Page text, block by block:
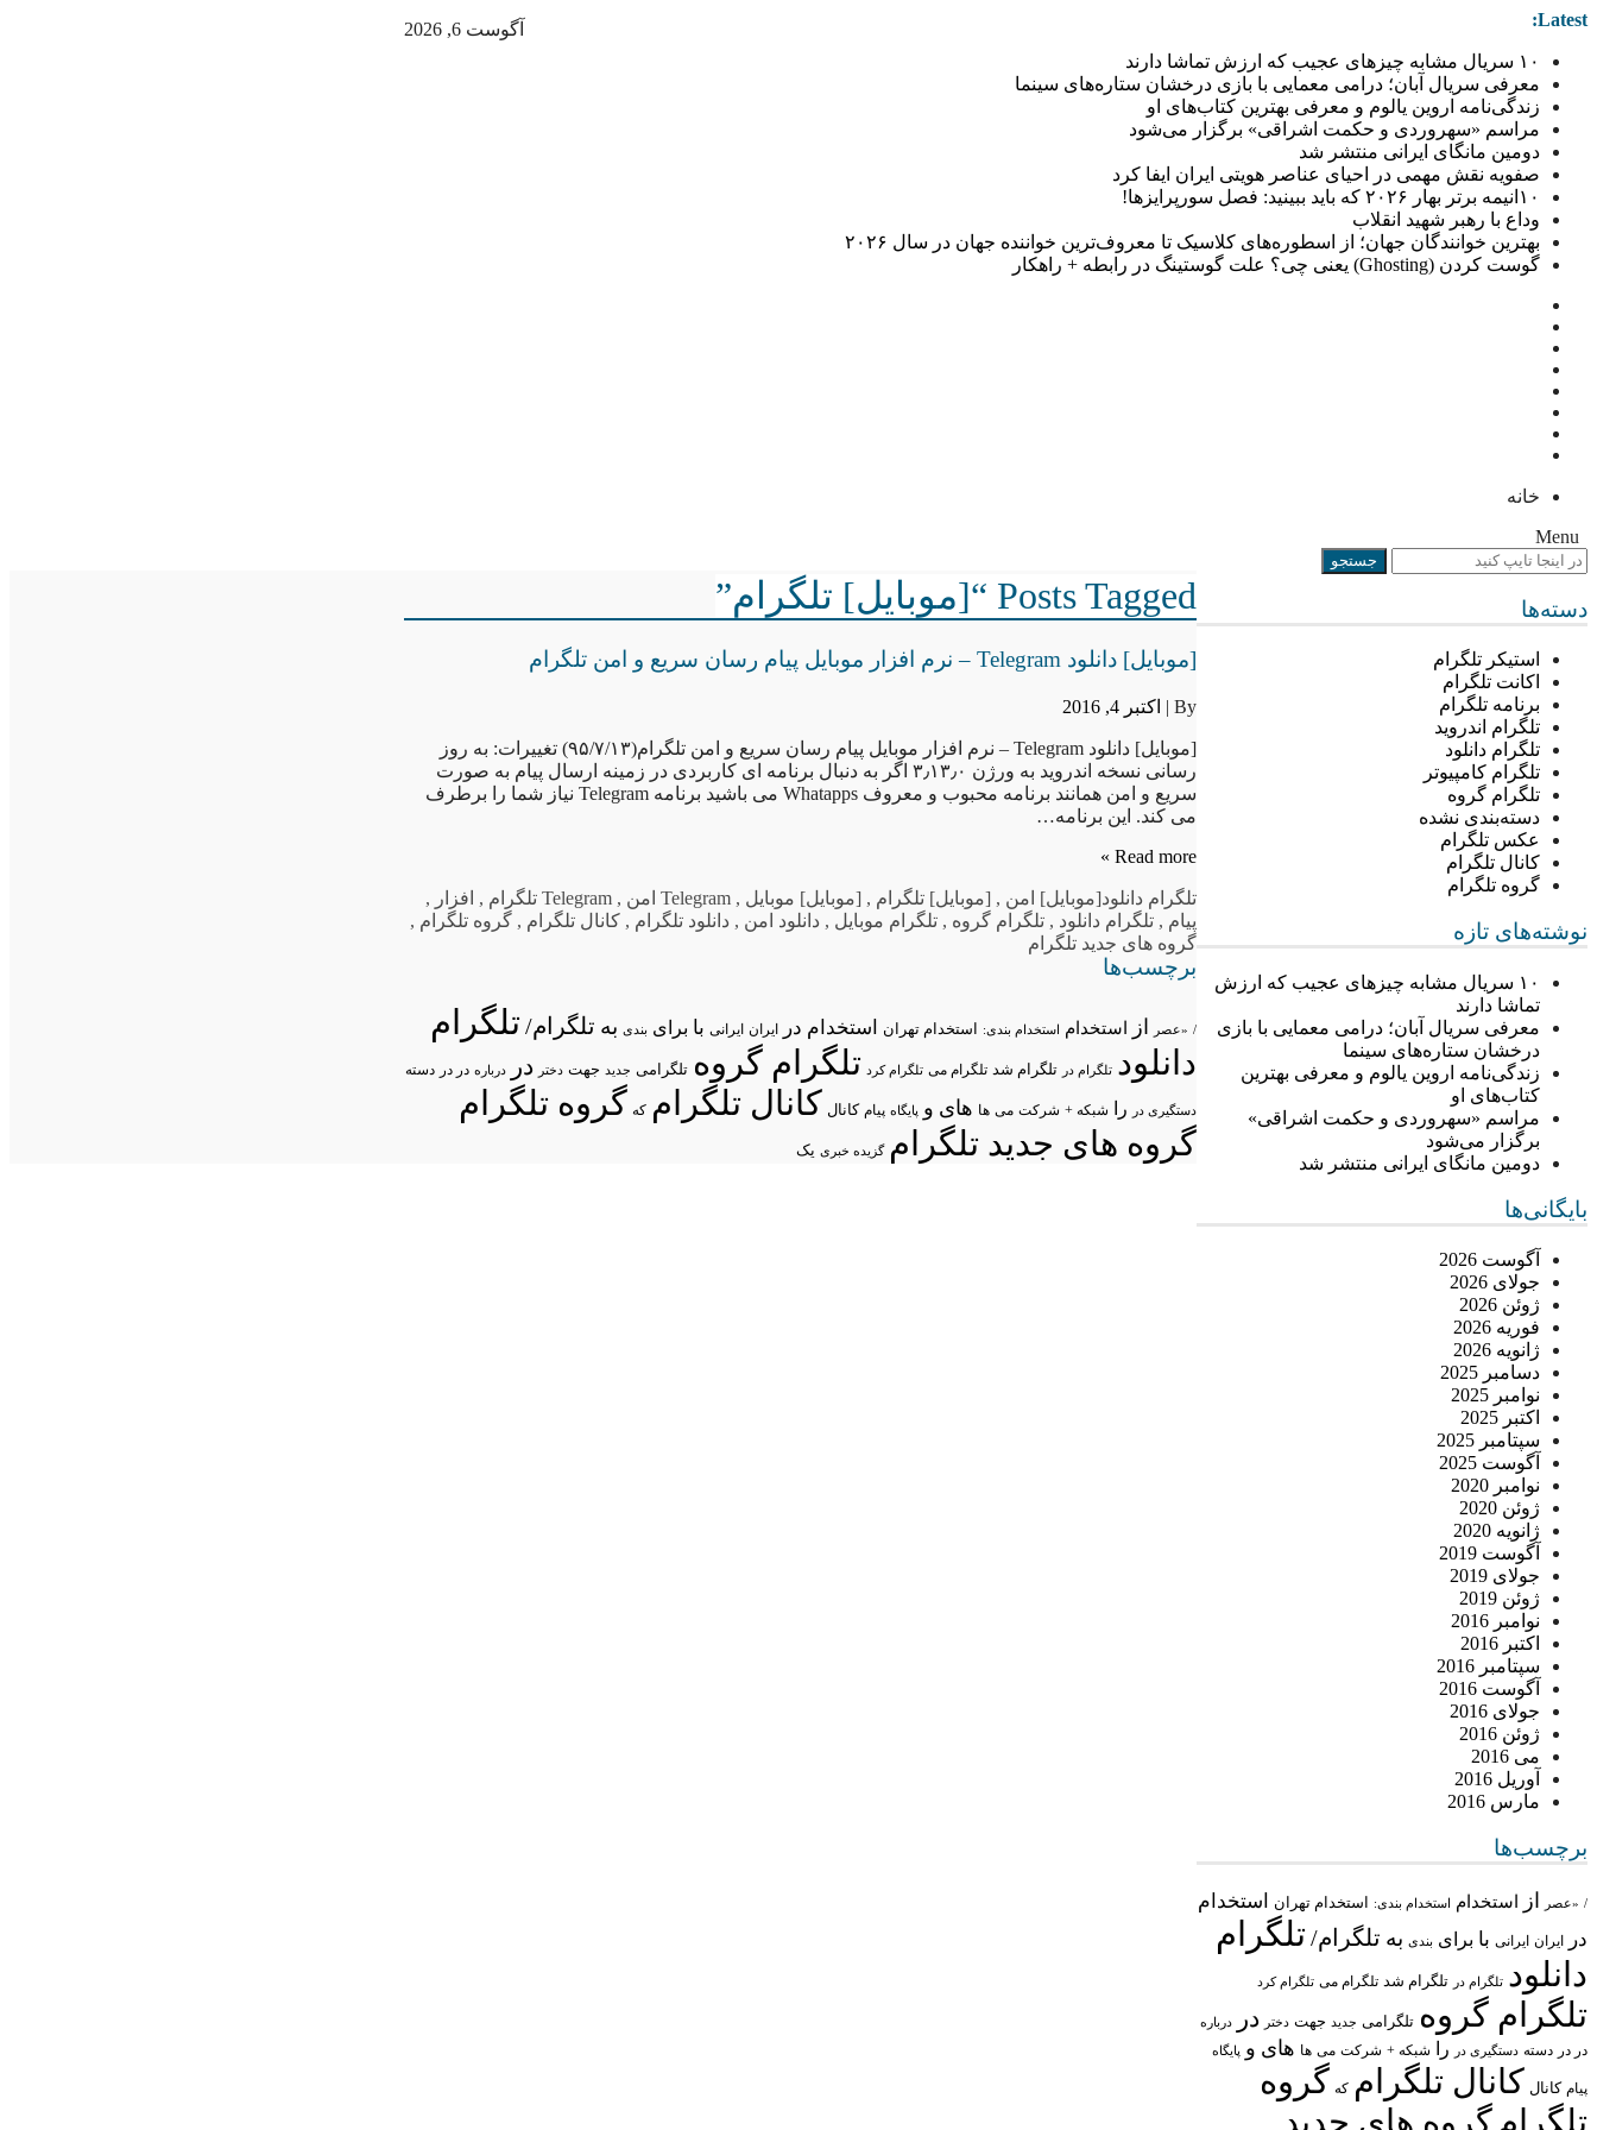
آگوست 6, 2026 Latest:
۱۰ سریال مشابه چیزهای عجیب که ارزش تماشا دارند
معرفی سریال آبان؛ درامی معمایی با بازی درخشان ستاره‌های سینما
زندگی‌نامه اروین یالوم و معرفی بهترین کتاب‌های او
مراسم «سهروردی و حکمت اشراقی» برگزار می‌شود
دومین مانگای ایرانی منتشر شد
صفویه نقش مهمی در احیای عناصر هویتی ایران ایفا کرد
۱۰انیمه برتر بهار ۲۰۲۶ که باید ببینید: فصل سورپرایزها!
وداع با رهبر شهید انقلاب
بهترین خوانندگان جهان؛ از اسطوره‌های کلاسیک تا معروف‌ترین خواننده جهان در سال ۲۰۲۶
گوست کردن (Ghosting) یعنی چی؟ علت گوستینگ در رابطه + راهکار
خانه
Menu
دسته‌ها
استیکر تلگرام
اکانت تلگرام
برنامه تلگرام
تلگرام اندروید
تلگرام دانلود
تلگرام کامپیوتر
تلگرام گروه
دسته‌بندی نشده
عکس تلگرام
کانال تلگرام
گروه تلگرام
نوشته‌های تازه
۱۰ سریال مشابه چیزهای عجیب که ارزش
تماشا دارند
معرفی سریال آبان؛ درامی معمایی با بازی
درخشان ستاره‌های سینما
زندگی‌نامه اروین یالوم و معرفی بهترین
کتاب‌های او
مراسم «سهروردی و حکمت اشراقی»
برگزار می‌شود
دومین مانگای ایرانی منتشر شد
بایگانی‌ها
آگوست 2026
جولای 2026
ژوئن 2026
فوریه 2026
ژانویه 2026
دسامبر 2025
نوامبر 2025
اکتبر 2025
سپتامبر 2025
آگوست 2025
نوامبر 2020
ژوئن 2020
ژانویه 2020
آگوست 2019
جولای 2019
ژوئن 2019
نوامبر 2016
اکتبر 2016
سپتامبر 2016
آگوست 2016
جولای 2016
ژوئن 2016
می 2016
آوریل 2016
مارس 2016
برچسب‌ها
/ «عصر از استخدام استخدام بندی: استخدام تهران
استخدام
در
ایران ایرانی با برای بندی به تلگرام/ تلگرام
دانلود تلگرام در تلگرام شد تلگرام می تلگرام کرد
تلگرام گروه تلگرامی جدید جهت دختر در درباره
در در دسته دستگیری در را شبکه + شرکت می ها های و پایگاه
پیام کانال کانال تلگرام که گروه
تلگرام گروه های جدید
Posts Tagged “[موبایل] تلگرام”
[موبایل] دانلود Telegram – نرم افزار موبایل پیام رسان سریع و امن تلگرام
By | اکتبر 4, 2016
[موبایل] دانلود Telegram – نرم افزار موبایل پیام رسان سریع و امن تلگرام(۹۵/۷/۱۳) تغییرات: به روز
رسانی نسخه اندروید به ورژن ۳٫۱۳٫۰ اگر به دنبال برنامه ای کاربردی در زمینه ارسال پیام به صورت
سریع و امن همانند برنامه محبوب و معروف Whatapps می باشید برنامه Telegram نیاز شما را برطرف
می کند. این برنامه…
Read more »
تلگرام دانلود[موبایل] امن , [موبایل] تلگرام , [موبایل] موبایل , Telegram امن , Telegram تلگرام , افزار ,
پیام , تلگرام دانلود , تلگرام گروه , تلگرام موبایل , دانلود امن , دانلود تلگرام , کانال تلگرام , گروه تلگرام ,
گروه های جدید تلگرام
برچسب‌ها
/ «عصر از استخدام استخدام بندی: استخدام تهران استخدام در ایران ایرانی با برای بندی به تلگرام/ تلگرام
دانلود تلگرام در تلگرام شد تلگرام می تلگرام کرد تلگرام گروه تلگرامی جدید جهت دختر در درباره در در دسته
دستگیری در را شبکه + شرکت می ها های و پایگاه پیام کانال کانال تلگرام که گروه تلگرام
گروه های جدید تلگرام گزیده خبری یک